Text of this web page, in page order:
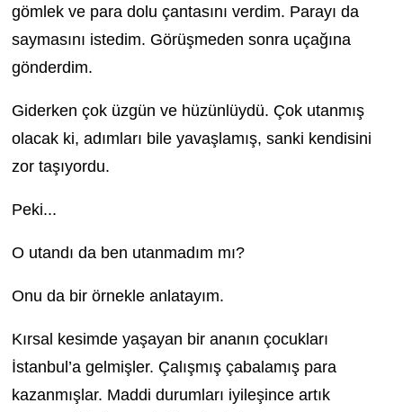
gömlek ve para dolu çantasını verdim. Parayı da
saymasını istedim. Görüşmeden sonra uçağına
gönderdim.
Giderken çok üzgün ve hüzünlüydü. Çok utanmış
olacak ki, adımları bile yavaşlamış, sanki kendisini
zor taşıyordu.
Peki...
O utandı da ben utanmadım mı?
Onu da bir örnekle anlatayım.
Kırsal kesimde yaşayan bir ananın çocukları
İstanbul’a gelmişler. Çalışmış çabalamış para
kazanmışlar. Maddi durumları iyileşince artık